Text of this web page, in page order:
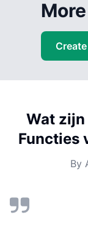
Wat zijn
Functies
By